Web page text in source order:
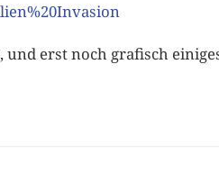
erst noch grafisch